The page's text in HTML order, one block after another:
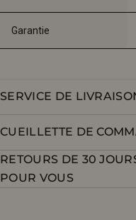
Garantie
SERVICE DE
CUEILLETTE DE
RETOURS DE 30
POUR VOUS